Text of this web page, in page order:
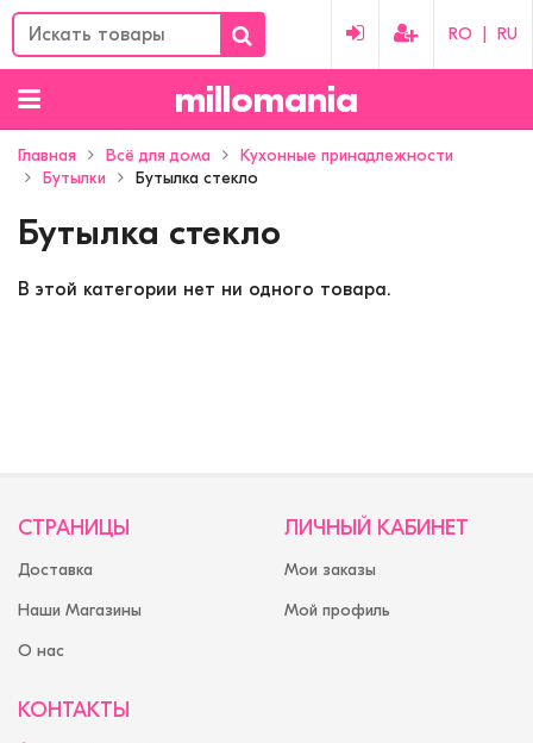
RO RU
millomania
Главная Всё для дома
Кухонные принадлежности
Бутылки
Бутылка стекло
Бутылка стекло
В этой категории нет ни одного товара.
СТРАНИЦЫ
Доставка
Наши Магазины
О нас
ЛИЧНЫЙ КАБИНЕТ
Мои заказы
Мой профиль
КОНТАКТЫ